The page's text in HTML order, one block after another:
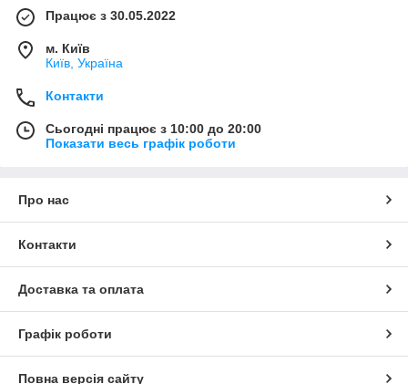
Працює з 30.05.2022
м. Київ
Київ, Україна
Контакти
Сьогодні працює з 10:00 до 20:00
Показати весь графік роботи
Про нас
Контакти
Доставка та оплата
Графік роботи
Повна версія сайту